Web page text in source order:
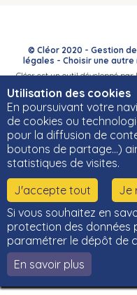
Utilisation des cookies
En poursuivant votre
de cookies ou
pour la diffusion de
boutons de partage…)
statistiques de visites.
J'accepte tout
Je
Si vous souhaitez en
protection des données
paramétrer le dépôt de
En savoir plus
© Cléor 2020 - Gestion
légales - Choisir une autre
Cléor est un outil développé